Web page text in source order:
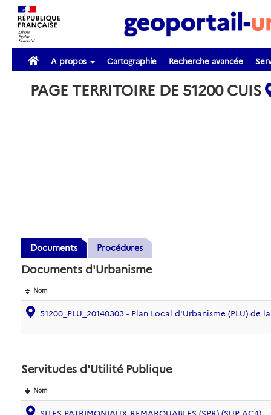
A propos Cartographie Recherche avancée
PAGE TERRITOIRE DE 51200 CUIS
Documents Procédures
Documents d'Urbanisme
Nom
51200_PLU_20140303 - Plan Local d'Urbanisme (PLU) de
Servitudes d'Utilité Publique
Nom